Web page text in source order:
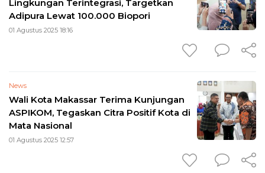
Lingkungan Terintegrasi, Targetkan
Adipura Lewat 100.000 Biopori
01 Agustus 2025 18:16
News
Wali Kota Makassar Terima Kunjungan
ASPIKOM, Tegaskan Citra Positif Kota di
Mata Nasional
01 Agustus 2025 12:57